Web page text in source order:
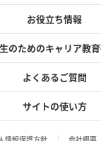
お役立ち情報
のためのキャリア教
よくあるご質問
サイトの使い方